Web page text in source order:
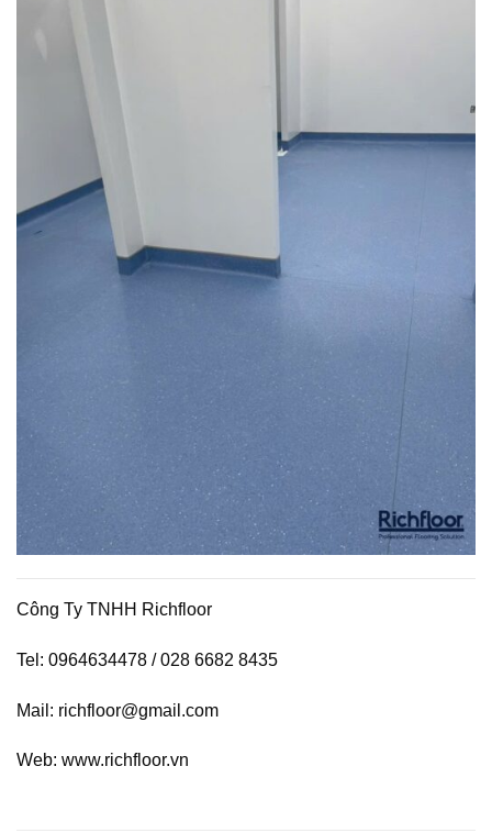
Công Ty TNHH Richfloor
Tel: 0964634478 / 028 6682 8435
Mail: richfloor@gmail.com
Web: www.richfloor.vn